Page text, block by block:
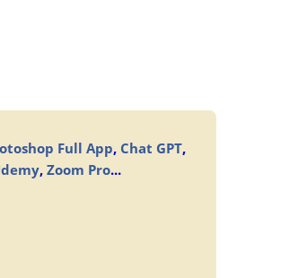
Full App, Chat GPT,
, Zoom Pro...